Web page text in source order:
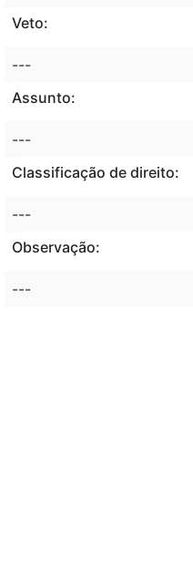
Veto:
---
Assunto:
---
Classificação de direito:
---
Observação:
---